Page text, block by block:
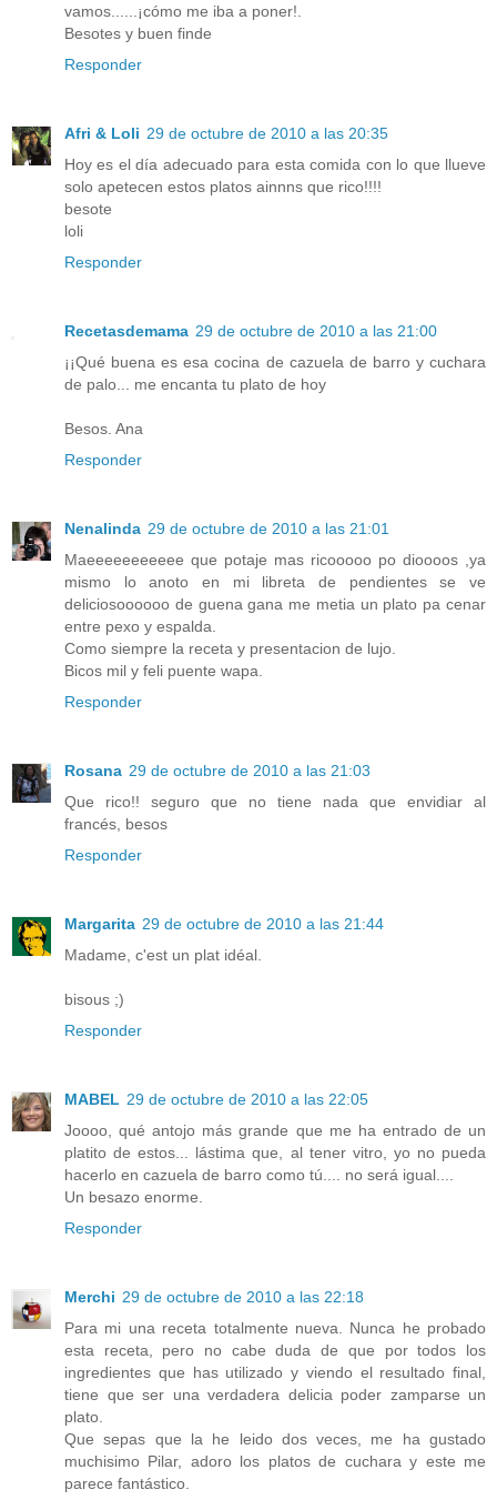
vamos......¡cómo me iba a poner!.
Besotes y buen finde
Responder
Afri & Loli 29 de octubre de 2010 a las 20:35
Hoy es el día adecuado para esta comida con lo que llueve
solo apetecen estos platos ainnns que rico!!!!
besote
loli
Responder
Recetasdemama 29 de octubre de 2010 a las 21:00
¡¡Qué buena es esa cocina de cazuela de barro y cuchara
de palo... me encanta tu plato de hoy
Besos. Ana
Responder
Nenalinda 29 de octubre de 2010 a las 21:01
Maeeeeeeeeeee que potaje mas ricooooo po dioooos ,ya
mismo lo anoto en mi libreta de pendientes se ve
deliciosoooooo de guena gana me metia un plato pa cenar
entre pexo y espalda.
Como siempre la receta y presentacion de lujo.
Bicos mil y feli puente wapa.
Responder
Rosana 29 de octubre de 2010 a las 21:03
Que rico!! seguro que no tiene nada que envidiar al
francés, besos
Responder
Margarita 29 de octubre de 2010 a las 21:44
Madame, c'est un plat idéal.
bisous ;)
Responder
MABEL 29 de octubre de 2010 a las 22:05
Joooo, qué antojo más grande que me ha entrado de un
platito de estos... lástima que, al tener vitro, yo no pueda
hacerlo en cazuela de barro como tú.... no será igual....
Un besazo enorme.
Responder
Merchi 29 de octubre de 2010 a las 22:18
Para mi una receta totalmente nueva. Nunca he probado
esta receta, pero no cabe duda de que por todos los
ingredientes que has utilizado y viendo el resultado final,
tiene que ser una verdadera delicia poder zamparse un
plato.
Que sepas que la he leido dos veces, me ha gustado
muchisimo Pilar, adoro los platos de cuchara y este me
parece fantástico.